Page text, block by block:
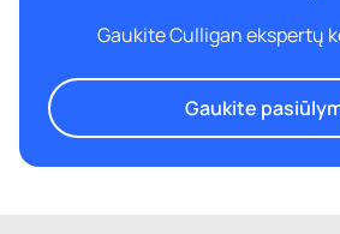
Gaukite Culligan ekspertų
Gaukite